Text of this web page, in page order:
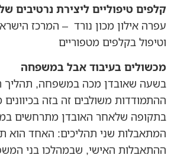
קלפים טיפוליים ליצירת נרטיבים
עפרה אילון מכון נורד – המרכז
וטיפול בקלפים מטפוריים
מכשולים בעיבוד אבל במשפחה
בשעה שאובדן מכה במשפחה, תהליך
ההתמודדות משולבים זה בזה בכיוונים
בתקופה שלאחר האובדן מתרחשים
המתאבלות שני תהליכים: האחד הוא
ההתאבלות האישי, שבמהלכו בני